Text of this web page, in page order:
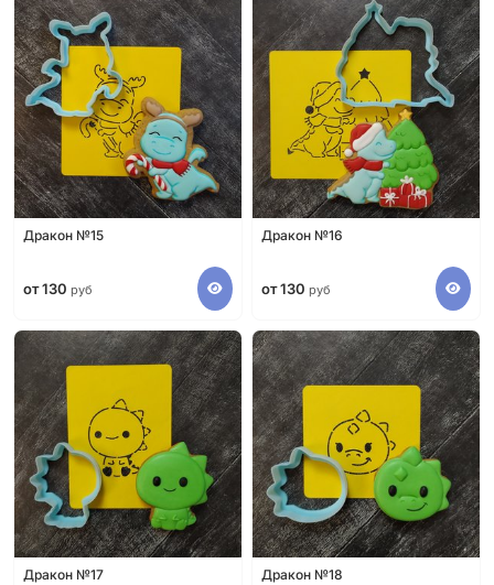
Дракон №15
от 130 руб
Дракон №16
от 130 руб
Дракон №17 Дракон №18